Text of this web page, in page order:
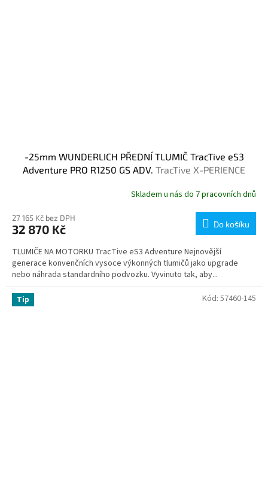
-25mm WUNDERLICH PŘEDNÍ TLUMIČ TracTive eS3
Adventure PRO R1250 GS ADV. TracTive X-PERIENCE
Skladem u nás do 7 pracovních dnů
27 165 Kč bez DPH
32 870 Kč Do košíku
TLUMIČE NA MOTORKU TracTive eS3 Adventure Nejnovější
generace konvenčních vysoce výkonných tlumičů jako upgrade
nebo náhrada standardního podvozku. Vyvinuto tak, aby...
Tip Kód: 57460-145